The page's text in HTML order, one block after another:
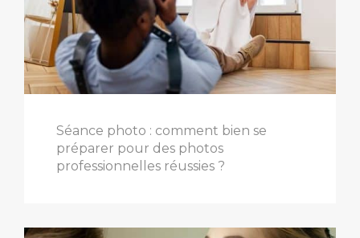
Séance photo : comment bien se
préparer pour des photos
professionnelles réussies ?